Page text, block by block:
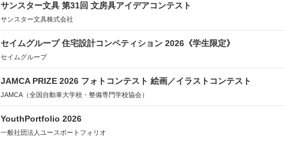
サンスター文具 第31回 文房具アイデアコンテスト
サンスター文具株式会社
セイムグループ 住宅設計コンペティション 2026《学生限定》
セイムグループ
JAMCA PRIZE 2026 フォトコンテスト 絵画／イラストコンテスト
JAMCA（全国自動車大学校・整備専門学校協会）
YouthPortfolio 2026
一般社団法人ユースポートフォリオ